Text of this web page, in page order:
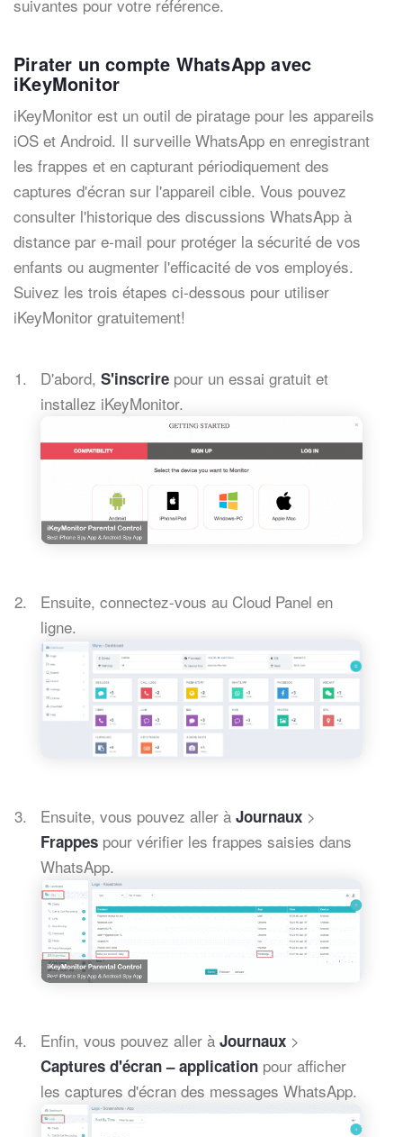
suivantes pour votre référence.
Pirater un compte WhatsApp avec
iKeyMonitor
iKeyMonitor est un outil de piratage pour les appareils
iOS et Android. Il surveille WhatsApp en enregistrant
les frappes et en capturant périodiquement des
captures d'écran sur l'appareil cible. Vous pouvez
consulter l'historique des discussions WhatsApp à
distance par e-mail pour protéger la sécurité de vos
enfants ou augmenter l'efficacité de vos employés.
Suivez les trois étapes ci-dessous pour utiliser
iKeyMonitor gratuitement!
D'abord, S'inscrire pour un essai gratuit et
installez iKeyMonitor.
Ensuite, connectez-vous au Cloud Panel en
ligne.
Ensuite, vous pouvez aller à Journaux >
Frappes pour vérifier les frappes saisies dans
WhatsApp.
Enfin, vous pouvez aller à Journaux >
Captures d'écran – application pour afficher
les captures d'écran des messages WhatsApp.